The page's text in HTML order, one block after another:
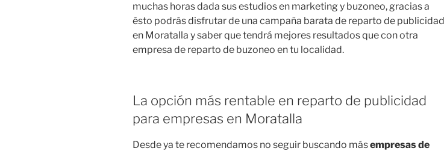
muchas horas dada sus estudios en marketing y buzoneo, gracias a
ésto podrás disfrutar de una campaña barata de reparto de publicidad
en Moratalla y saber que tendrá mejores resultados que con otra
empresa de reparto de buzoneo en tu localidad.
La opción más rentable en reparto de publicidad
para empresas en Moratalla
Desde ya te recomendamos no seguir buscando másempresas de